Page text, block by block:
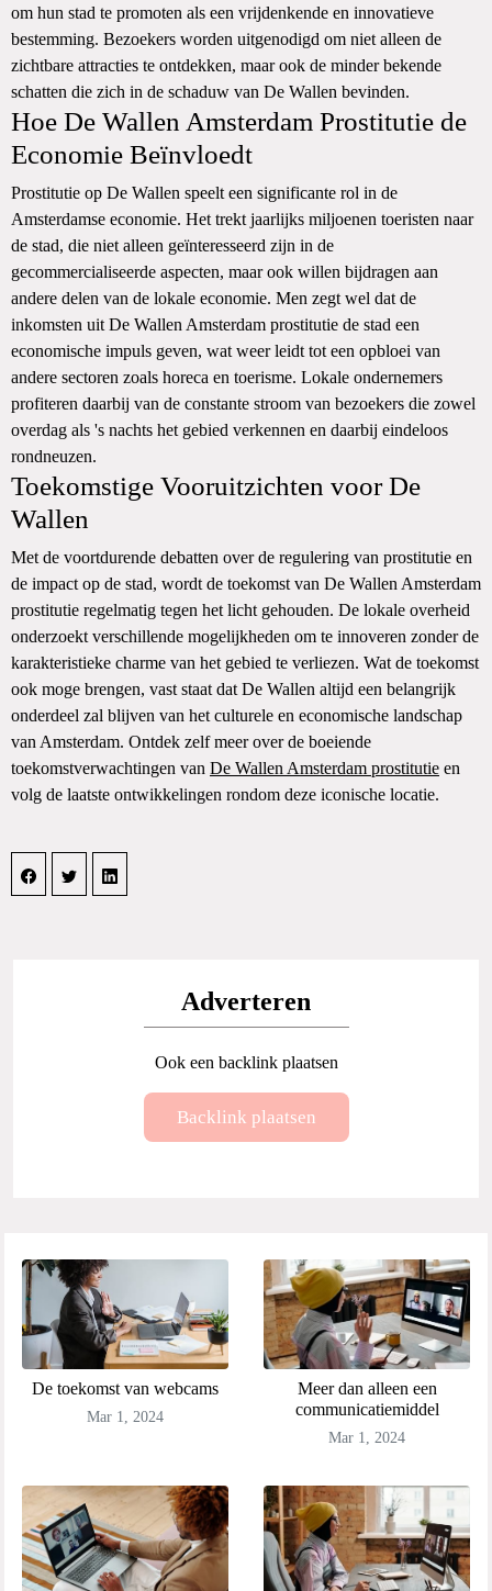
om hun stad te promoten als een vrijdenkende en innovatieve
bestemming. Bezoekers worden uitgenodigd om niet alleen de
zichtbare attracties te ontdekken, maar ook de minder bekende
schatten die zich in de schaduw van De Wallen bevinden.
Hoe De Wallen Amsterdam Prostitutie de
Economie Beïnvloedt
Prostitutie op De Wallen speelt een significante rol in de
Amsterdamse economie. Het trekt jaarlijks miljoenen toeristen naar
de stad, die niet alleen geïnteresseerd zijn in de
gecommercialiseerde aspecten, maar ook willen bijdragen aan
andere delen van de lokale economie. Men zegt wel dat de
inkomsten uit De Wallen Amsterdam prostitutie de stad een
economische impuls geven, wat weer lei​dt tot een opbloei van
andere sectoren zoals horeca en toerisme. Lokale ondernemers
profiteren daarbij van de constante stroom van bezoekers die zowel
overdag als 's nachts het gebied verkennen en daarbij eindeloos
rondneuzen.
Toekomstige Vooruitzichten voor De
Wallen
Met de voortdurende debatten over de regulering van prostitutie en
de impact op de stad, wordt de toekomst van De Wallen Amsterdam
prostitutie regelmatig tegen het licht gehouden. De lokale overheid
onderzoekt verschillende mogelijkheden om te innoveren zonder de
karakteristieke charme van het gebied te verliezen. Wat de toekomst
ook moge brengen, vast staat dat De Wallen altijd een belangrijk
onderdeel zal blijven van het culturele en economische landschap
van Amsterdam. Ontdek zelf meer over de boeiende
toekomstverwachtingen van De Wallen Amsterdam prostitutie en
volg de laatste ontwikkelingen rondom deze iconische locatie.
Adverteren
Ook een backlink plaatsen
Backlink plaatsen
De toekomst van webcams
Mar 1, 2024
Meer dan alleen een
communicatiemiddel
Mar 1, 2024